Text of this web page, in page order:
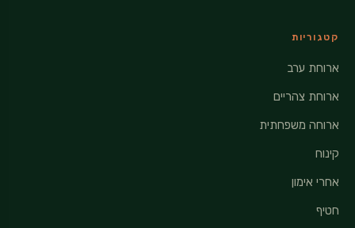
קטגוריות
ארוחת ערב
ארוחת צהריים
ארוחה משפחתית
קינוח
אחרי אימון
חטיף